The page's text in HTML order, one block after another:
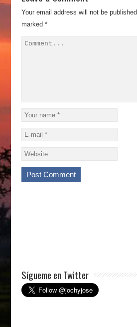
Your email address will not be published.
marked *
Sígueme en Twitter